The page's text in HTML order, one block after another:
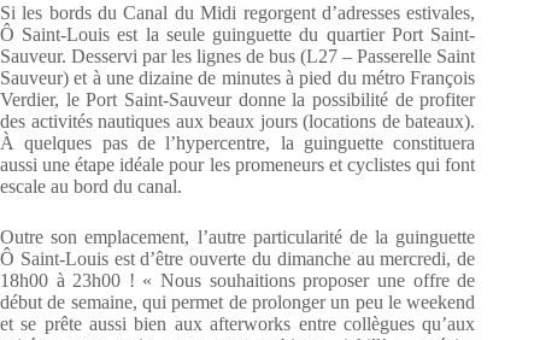
Si les bords du Canal du Midi regorgent d’adresses estivales,
Ô Saint-Louis est la seule guinguette du quartier Port Saint-
Sauveur. Desservi par les lignes de bus (L27 – Passerelle Saint
Sauveur) et à une dizaine de minutes à pied du métro François
Verdier, le Port Saint-Sauveur donne la possibilité de profiter
des activités nautiques aux beaux jours (locations de bateaux).
À quelques pas de l’hypercentre, la guinguette constituera
aussi une étape idéale pour les promeneurs et cyclistes qui font
escale au bord du canal.
Outre son emplacement, l’autre particularité de la guinguette
Ô Saint-Louis est d’être ouverte du dimanche au mercredi, de
18h00 à 23h00 ! « Nous souhaitions proposer une offre de
début de semaine, qui permet de prolonger un peu le weekend
et se prête aussi bien aux afterworks entre collègues qu’aux